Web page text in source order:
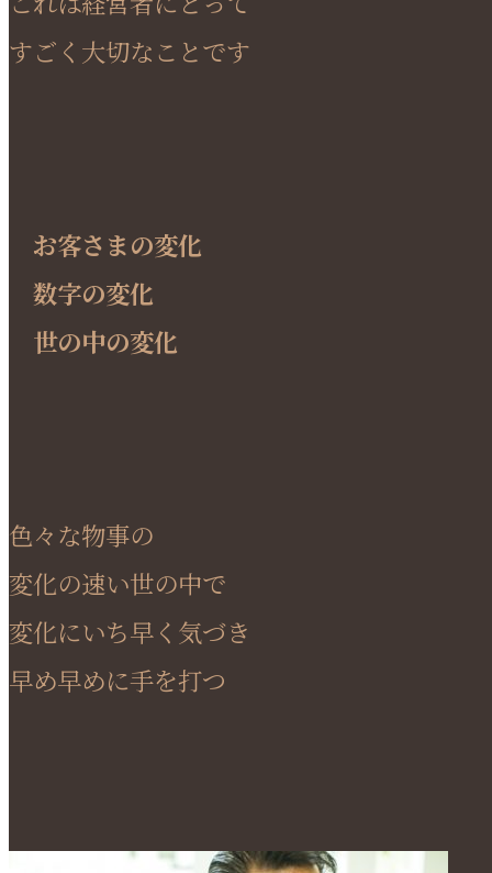
すごく大切なことです
お客さまの変化
数字の変化
世の中の変化
色々な物事の
変化の速い世の中で
変化にいち早く気づき
早め早めに手を打つ